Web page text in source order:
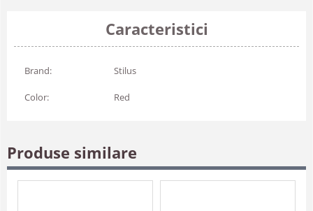
Caracteristici
Brand: Stilus
Color: Red
Produse similare